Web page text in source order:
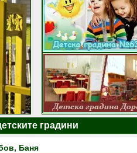
градини
Баня